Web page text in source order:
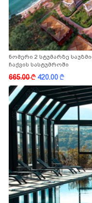
ნომერი 2 სტუმარზე
ჩაქვის სასტუმროში
665.00k 420.00k